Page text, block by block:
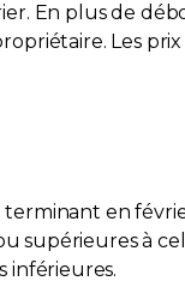
En plus de
Les
en
supérieures à
inférieures.